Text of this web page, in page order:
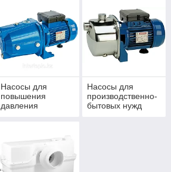
Насосы для
повышения
давления
Насосы для
производственно-
бытовых нужд